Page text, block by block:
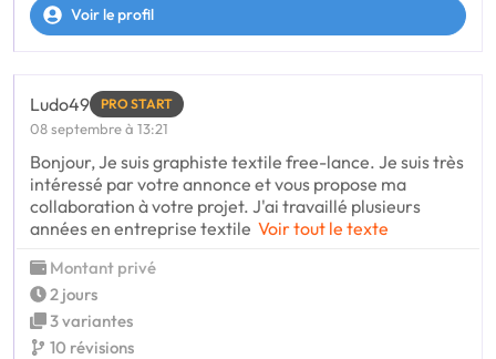
Voir le profil
Ludo49 PRO START
08 septembre à 13:21
Bonjour, Je suis graphiste textile free-lance. Je suis très
intéressé par votre annonce et vous propose ma
collaboration à votre projet. J'ai travaillé plusieurs
années en entreprise textile Voir tout le texte
Montant privé
2 jours
3 variantes
10 révisions